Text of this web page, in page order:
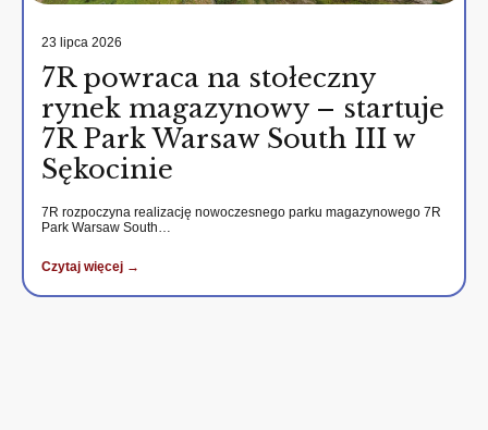
23 lipca 2026
7R powraca na stołeczny
rynek magazynowy – startuje
7R Park Warsaw South III w
Sękocinie
7R rozpoczyna realizację nowoczesnego parku magazynowego 7R
Park Warsaw South…
Czytaj więcej →